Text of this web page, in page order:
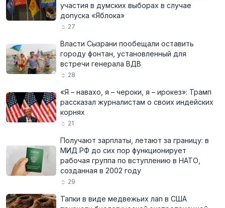
участия в думских выборах в случае
допуска «Яблока»
27
Власти Сызрани пообещали оставить
городу фонтан, установленный для
встречи генерала ВДВ
28
«Я – навахо, я – чероки, я – ирокез»: Трамп
рассказал журналистам о своих индейских
корнях
21
Получают зарплаты, летают за границу: в
МИД РФ до сих пор функционирует
рабочая группа по вступлению в НАТО,
созданная в 2002 году
29
Тапки в виде медвежьих лап в США